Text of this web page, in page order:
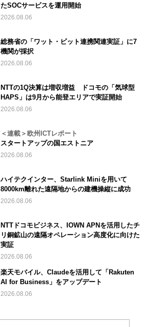
たSOCサービスを運用開始
2026.08.06
総務省の「ワット・ビット連携関連実証」に7
機関が採択
2026.08.06
NTTの1Q決算は増収増益 ドコモの「気球型
HAPS」は9月から能登エリアで実証開始
2026.08.06
＜連載＞欧州ICTレポート
スタートアップの国エストニア
2026.08.06
ハイテクインター、Starlink Miniを用いて
8000km離れた遠隔地からの建機操縦に成功
2026.08.06
NTTドコモビジネス、IOWN APNを活用したチ
リ銅鉱山の遠隔オペレーション高度化に向けた
実証
2026.08.06
楽天モバイル、Claudeを活用して「Rakuten
AI for Business」をアップデート
2026.08.06